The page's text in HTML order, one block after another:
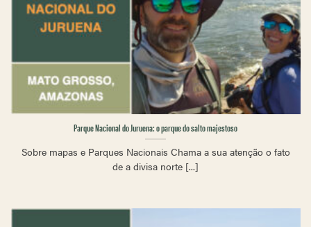
Parque Nacional do Juruena: o parque do salto majestoso
Sobre mapas e Parques Nacionais Chama a sua atenção o fato
de a divisa norte [...]